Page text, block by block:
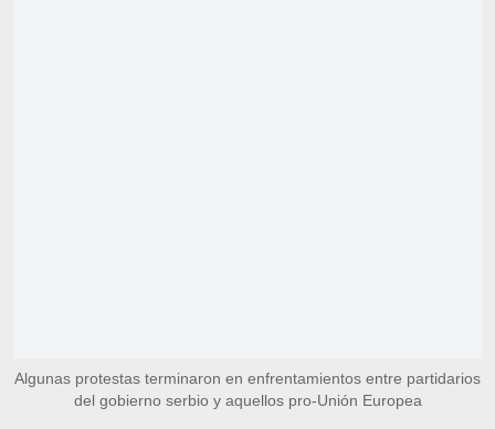
Algunas protestas terminaron en enfrentamientos entre partidarios
del gobierno serbio y aquellos pro-Unión Europea